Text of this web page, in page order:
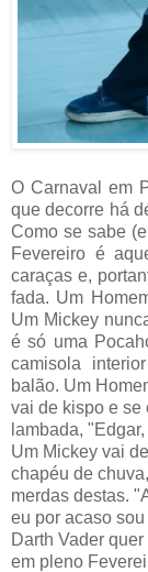
O Carnaval em
que decorre há
Como se sabe
Fevereiro é
caraças e,
fada. Um
Um Mickey
é só uma
camisola
balão. Um
vai de kispo e se
lambada,
Um Mickey vai
chapéu de
merdas destas.
eu por acaso
Darth Vader
em pleno